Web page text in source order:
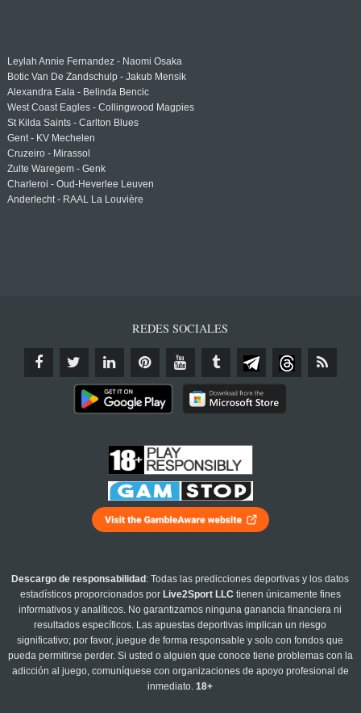
Leylah Annie Fernandez - Naomi Osaka
Botic Van De Zandschulp - Jakub Mensik
Alexandra Eala - Belinda Bencic
West Coast Eagles - Collingwood Magpies
St Kilda Saints - Carlton Blues
Gent - KV Mechelen
Cruzeiro - Mirassol
Zulte Waregem - Genk
Charleroi - Oud-Heverlee Leuven
Anderlecht - RAAL La Louvière
REDES SOCIALES
Descargo de responsabilidad : Todas las predicciones deportivas y los datos
estadísticos proporcionados por Live2Sport LLC tienen únicamente fines
informativos y analíticos. No garantizamos ninguna ganancia financiera ni
resultados específicos. Las apuestas deportivas implican un riesgo
significativo; por favor, juegue de forma responsable y solo con fondos que
pueda permitirse perder. Si usted o alguien que conoce tiene problemas con la
adicción al juego, comuníquese con organizaciones de apoyo profesional de
inmediato.18+